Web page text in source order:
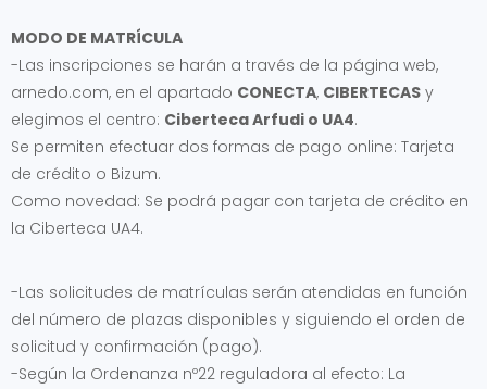
MODO DE MATRÍCULA
-Las inscripciones se harán a través de la página web,
arnedo.com, en el apartado CONECTA, CIBERTECAS y
elegimos el centro: Ciberteca Arfudi o UA4.
Se permiten efectuar dos formas de pago online: Tarjeta
de crédito o Bizum.
Como novedad: Se podrá pagar con tarjeta de crédito en
la Ciberteca UA4.
-Las solicitudes de matrículas serán atendidas en función
del número de plazas disponibles y siguiendo el orden de
solicitud y confirmación (pago).
-Según la Ordenanza nº22 reguladora al efecto: La